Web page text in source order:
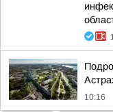
10:16